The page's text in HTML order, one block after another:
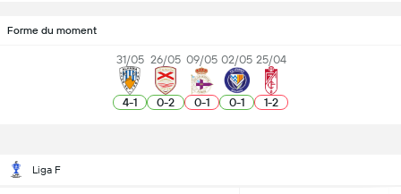
Forme du moment
31/05
4-1
26/05
0-2
09/05
0-1
02/05
0-1
25/04
1-2
Liga F